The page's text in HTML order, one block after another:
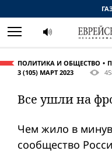
ПОЛИТИКА И ОБЩЕСТВО
3 (105) МАРТ 2023
Все ушли на
Чем жило в
сообщество